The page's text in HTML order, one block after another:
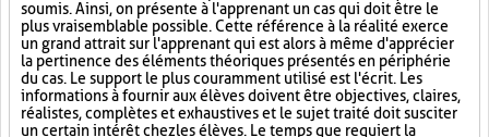
soumis. Ainsi, on présente à l'apprenant un cas qui doit être le
plus vraisemblable possible. Cette référence à la réalité exerce
un grand attrait sur l'apprenant qui est alors à même d'apprécier
la pertinence des éléments théoriques présentés en périphérie
du cas. Le support le plus couramment utilisé est l'écrit. Les
informations à fournir aux élèves doivent être objectives, claires,
réalistes, complètes et exhaustives et le sujet traité doit susciter
un certain intérêt chez les élèves. Le temps que requiert la